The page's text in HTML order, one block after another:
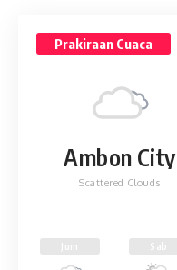
Prakiraan Cuaca
Ambon City
Scattered Clouds
Jum Sab